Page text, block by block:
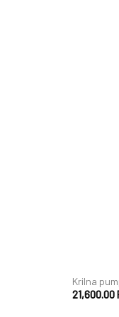
Krilna
21,600.00